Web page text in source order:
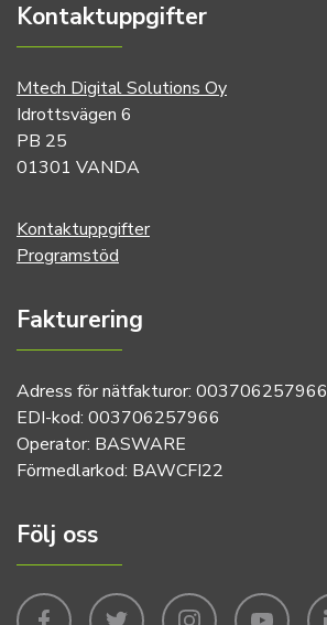
Kontaktuppgifter
Mtech Digital Solutions Oy
Idrottsvägen 6
PB 25
01301 VANDA
Kontaktuppgifter
Programstöd
Fakturering
Adress för nätfakturor: 003706257966
EDI-kod: 003706257966
Operator: BASWARE
Förmedlarkod: BAWCFI22
Följ oss